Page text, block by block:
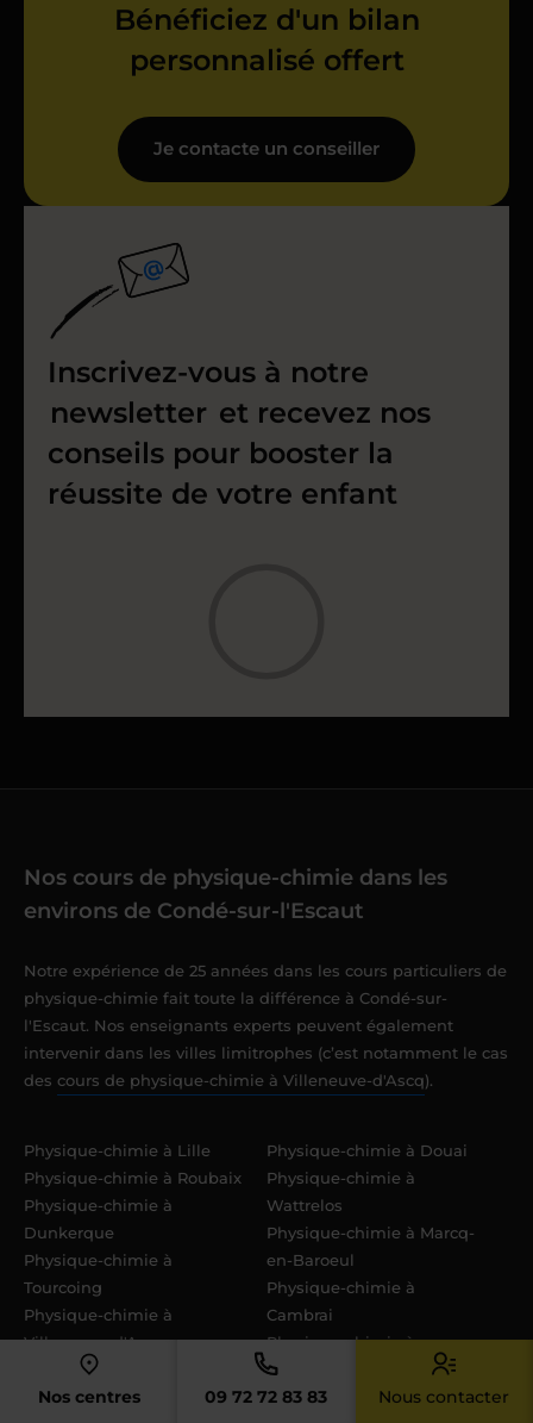
Nos centres 09 72 72 83 83 Nous contacter
Bénéficiez d'un bilan
personnalisé offert
Je contacte un conseiller
Inscrivez-vous à notre
newsletter et recevez nos
conseils pour booster la
réussite de votre enfant
Nos cours de physique-chimie dans les
environs de Condé-sur-l'Escaut
Notre expérience de 25 années dans les cours particuliers de
physique-chimie fait toute la différence à Condé-sur-
l'Escaut. Nos enseignants experts peuvent également
intervenir dans les villes limitrophes (c’est notamment le cas
des cours de physique-chimie à Villeneuve-d'Ascq).
Physique-chimie à Lille
Physique-chimie à Roubaix
Physique-chimie à
Dunkerque
Physique-chimie à
Tourcoing
Physique-chimie à
Villeneuve-d'Ascq
Physique-chimie à
Valenciennes
Physique-chimie à Douai
Physique-chimie à
Wattrelos
Physique-chimie à Marcq-
en-Baroeul
Physique-chimie à
Cambrai
Physique-chimie à
Maubeuge
Physique-chimie à